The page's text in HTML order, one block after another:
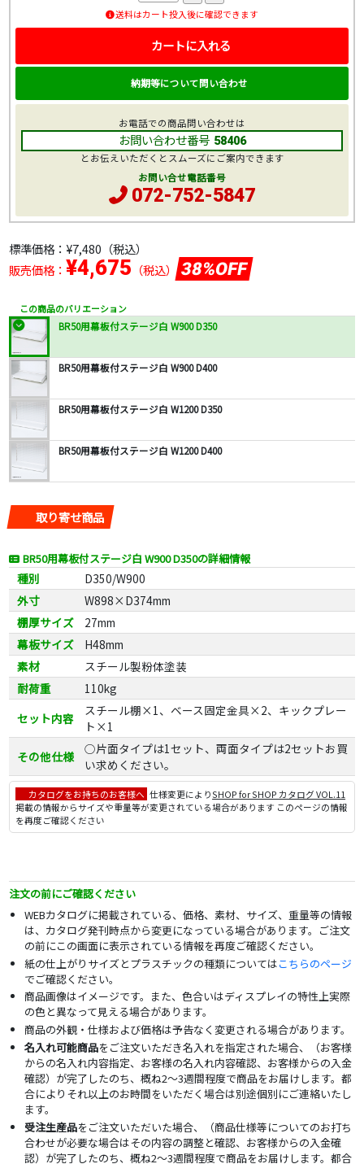
標準価格： ¥7,480 （税込）
販売価格： ¥4,675 （税込） 38%OFF
この商品のバリエーション
BR50用幕板付ステージ白 W900 D350
BR50用幕板付ステージ白 W900 D400
BR50用幕板付ステージ白 W1200 D350
BR50用幕板付ステージ白 W1200 D400
取り寄せ商品
BR50用幕板付ステージ白 W900 D350の詳細情報
種別
D350/W900
外寸
W898×D374mm
棚厚サイズ
27mm
幕板サイズ
H48mm
素材
スチール製粉体塗装
耐荷重
110kg
セット内容
スチール棚×1、ベース固定金具×2、キックプレー
ト×1
その他仕様
○片面タイプは1セット、両面タイプは2セットお買
い求めください。
カタログをお持ちのお客様へ 仕様変更によりSHOP for SHOP カタログ VOL.11
掲載の情報からサイズや重量等が変更されている場合があります このページの情報
を再度ご確認ください
送料はカート投入後に確認できます
カートに入れる
納期等について問い合わせ
お電話での商品問い合わせは
お問い合わせ番号 58406
とお伝えいただくとスムーズにご案内できます
お問い合せ電話番号
072-752-5847
注文の前にご確認ください
WEBカタログに掲載されている、価格、素材、サイズ、重量等の情報
は、カタログ発刊時点から変更になっている場合があります。ご注文
の前にこの画面に表示されている情報を再度ご確認ください。
紙の仕上がりサイズとプラスチックの種類についてはこちらのページ
でご確認ください。
商品画像はイメージです。また、色合いはディスプレイの特性上実際
の色と異なって見える場合があります。
商品の外観・仕様および価格は予告なく変更される場合があります。
名入れ可能商品をご注文いただき名入れを指定された場合、（お客様
からの名入れ内容指定、お客様の名入れ内容確認、お客様からの入金
確認）が完了したのち、概ね2～3週間程度で商品をお届けします。都
合によりそれ以上のお時間をいただく場合は別途個別にご連絡いたし
ます。
受注生産品をご注文いただいた場合、（商品仕様等についてのお打ち
合わせが必要な場合はその内容の調整と確認、お客様からの入金確
認）が完了したのち、概ね2～3週間程度で商品をお届けします。都合